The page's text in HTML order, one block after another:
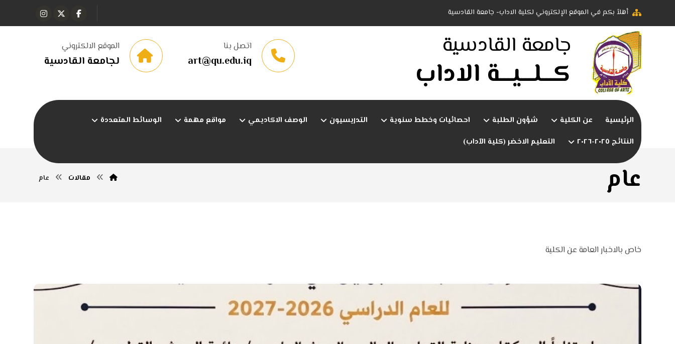
أهلاً بكم في الموقع الإلكتروني لكلية الاداب- جامعة القادسية
جامعة القادسية
كـــلـــيـــة الاداب
الموقع الالكتروني
لجامعة القادسية
اتصل بنا
art@qu.edu.iq
الرئيسية عن الكلية شؤون الطلبة احصائيات وخطط سنوية التدريسيون الوصف الاكاديمي مواقع مهمة
الوسائط المتعددة
النتائج ٢٠٢٥-٢٠٢٦
التعليم الاخضر (كلية الآداب)
عام مقالات عام
خاص بالاخبار العامة عن الكلية